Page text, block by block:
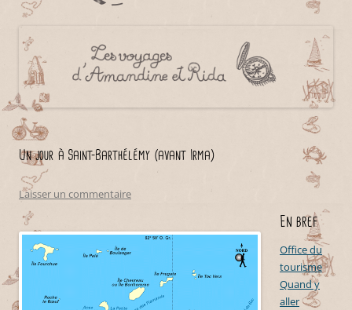
Un jour à Saint-Barthélémy (avant Irma)
Laisser un commentaire
En bref
Office du
tourisme
Quand y
aller